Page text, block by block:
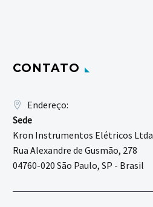
CONTATO
Endereço:
Sede
Kron Instrumentos Elétricos Ltda
Rua Alexandre de Gusmão, 278
04760-020 São Paulo, SP - Brasil